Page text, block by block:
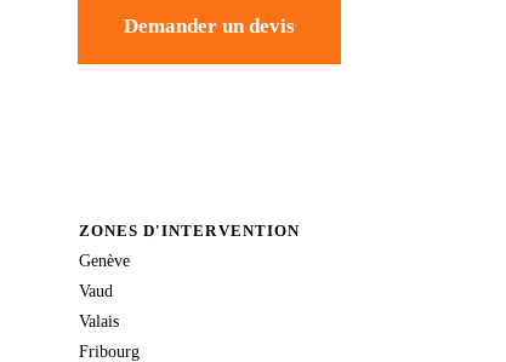
Demander un devis
ZONES D'INTERVENTION
Genève
Vaud
Valais
Fribourg